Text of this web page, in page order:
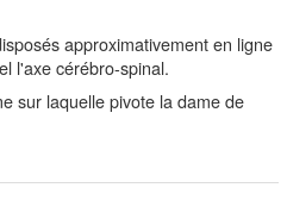
approximativement en ligne
l'axe cérébro-spinal.
sur laquelle pivote la dame de